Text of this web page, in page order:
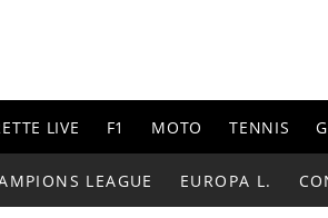
LIVE F1 MOTO TENNIS
LEAGUE EUROPA L.